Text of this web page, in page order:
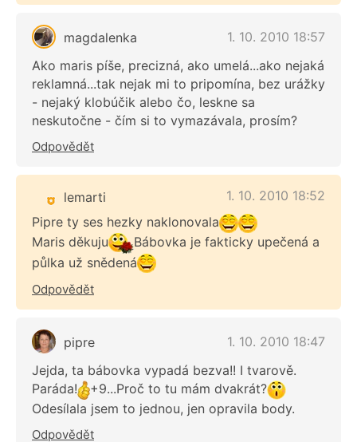
magdalenka
1. 10. 2010 18:57
Ako maris píše, precizná, ako umelá...ako nejaká
reklamná...tak nejak mi to pripomína, bez urážky
- nejaký klobúčik alebo čo, leskne sa
neskutočne - čím si to vymazávala, prosím?
Odpovědět
lemarti
1. 10. 2010 18:52
Pipre ty ses hezky naklonovala
Maris děkuju
Bábovka je fakticky upečená a
půlka už snědená
Odpovědět
pipre
1. 10. 2010 18:47
Jejda, ta bábovka vypadá bezva!! I tvarově.
Paráda!
+9...Proč to tu mám dvakrát?
Odesílala jsem to jednou, jen opravila body.
Odpovědět